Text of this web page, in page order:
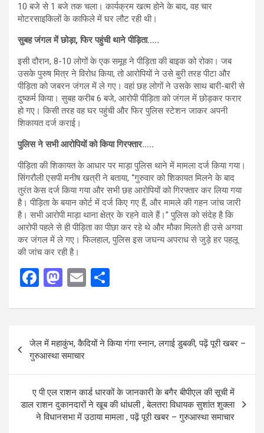
10 बजे से 1 बजे तक चला। कार्यक्रम खत्म होने के बाद, वह चार
मोटरसाइकिलों के काफिले में घर लौट रही थी।
सुबह जंगल में छोड़ा, फिर पहुंची थाने पीड़िता…..
इसी दौरान, 8-10 लोगों के एक समूह ने पीड़िता की बाइक को रोका। जब
उसके पुरुष मित्र ने विरोध किया, तो आरोपियों ने उसे बुरी तरह पीटा और
पीड़िता को जबरन जंगल में ले गए। वहां छह लोगों ने उसके साथ बारी-बारी से
दुष्कर्म किया। सुबह करीब 6 बजे, आरोपी पीड़िता को जंगल में छोड़कर फरार
हो गए। किसी तरह वह घर पहुंची और फिर पुलिस स्टेशन जाकर अपनी
शिकायत दर्ज कराई।
पुलिस ने सभी आरोपियों को किया गिरफ्तार…..
पीड़िता की शिकायत के आधार पर माड़ा पुलिस थाने में मामला दर्ज किया गया।
सिंगरौली एसपी मनीष खत्री ने बताया, “गुरुवार को शिकायत मिलने के बाद
तुरंत केस दर्ज किया गया और सभी छह आरोपियों को गिरफ्तार कर लिया गया
है। पीड़िता के बयान कोर्ट में दर्ज किए गए हैं, और मामले की गहन जांच जारी
है। सभी आरोपी माड़ा थाना क्षेत्र के रहने वाले हैं।” पुलिस को संदेह है कि
आरोपी पहले से ही पीड़िता का पीछा कर रहे थे और मौका मिलते ही उसे अगवा
कर जंगल में ले गए। फिलहाल, पुलिस इस जघन्य अपराध से जुड़े हर पहलू
की जांच कर रही है।
F
ce
b
o
o
k
M
st
o
d
o
n
E
ail ar
e
Post
navigation
जेल में महाकुंभ, कैदियों ने किया गंगा स्नान, लगाई डुबकी, पढ़ें पूरी खबर –
गुरुआस्था समाचार
ए पी एल राशन कार्ड धारकों के जानकारी के बगैर बीपीएल की सूची में
डाल राशन दुकानदारों ने खूब की धांधली , बेलतरा विधायक सुशांत शुक्ला
ने विधानसभा में उठाया मामला , पढ़ें पूरी खबर – गुरुआस्था समाचार